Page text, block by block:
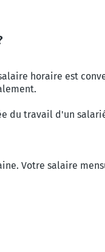
horaire est
du travail d'un
Votre salaire